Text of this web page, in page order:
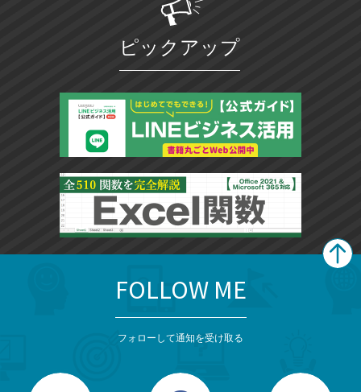
ピックアップ
FOLLOW ME
フォローして通知を受け取る